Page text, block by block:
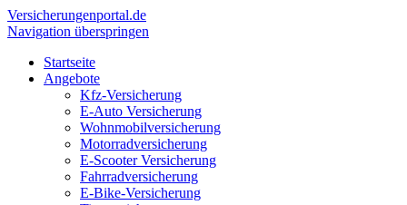
Versicherungenportal.de
Navigation überspringen
Startseite
Angebote
Kfz-Versicherung
E-Auto Versicherung
Wohnmobilversicherung
Motorradversicherung
E-Scooter Versicherung
Fahrradversicherung
E-Bike-Versicherung